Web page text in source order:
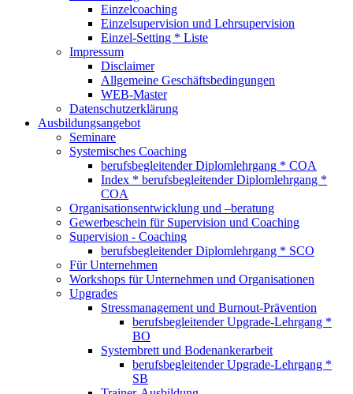
Einzelcoaching
Einzelsupervision und Lehrsupervision
Einzel-Setting * Liste
Impressum
Disclaimer
Allgemeine Geschäftsbedingungen
WEB-Master
Datenschutzerklärung
Ausbildungsangebot
Seminare
Systemisches Coaching
berufsbegleitender Diplomlehrgang * COA
Index * berufsbegleitender Diplomlehrgang *
COA
Organisationsentwicklung und –beratung
Gewerbeschein für Supervision und Coaching
Supervision - Coaching
berufsbegleitender Diplomlehrgang * SCO
Für Unternehmen
Workshops für Unternehmen und Organisationen
Upgrades
Stressmanagement und Burnout-Prävention
berufsbegleitender Upgrade-Lehrgang *
BO
Systembrett und Bodenankerarbeit
berufsbegleitender Upgrade-Lehrgang *
SB